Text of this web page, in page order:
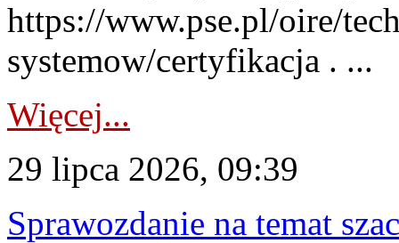
https://www.pse.pl/oire/
systemow/certyfikacja . ...
Więcej...
29 lipca 2026, 09:39
Sprawozdanie na temat